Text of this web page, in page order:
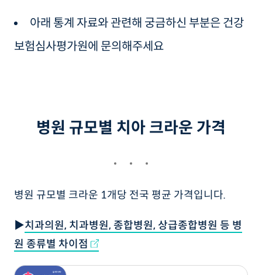
아래 통계 자료와 관련해 궁금하신 부분은 건강
보험심사평가원에 문의해주세요
병원 규모별 치아 크라운 가격
병원 규모별 크라운 1개당 전국 평균 가격입니다.
▶치과의원, 치과병원, 종합병원, 상급종합병원 등 병
원 종류별 차이점